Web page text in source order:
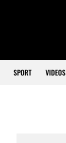
SPORT VIDEOS